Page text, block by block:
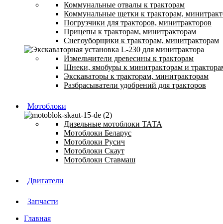
Коммунальные отвалы к тракторам
Коммунальные щетки к тракторам,
Погрузчики для тракторов, минитракторов
Прицепы к тракторам, минитракторам
Снегоуборщики к тракторам, минитракторам
Измельчители древесины к тракторам
Шнеки, ямобуры к минитракторам и
Экскаваторы к тракторам, минитракторам
Разбрасыватели удобрений для тракторов
Мотоблоки
Дизельные мотоблоки ТАТА
Мотоблоки Беларус
Мотоблоки Русич
Мотоблоки Скаут
Мотоблоки Ставмаш
Двигатели
Запчасти
Главная